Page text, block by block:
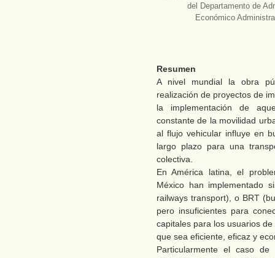
del Departamento de
Económico
Resumen
A nivel mundial la obra
realización de proyectos de
la implementación de
constante de la movilidad
al flujo vehicular influye en
largo plazo para una
colectiva.
En América latina, el
México han implementado
railways transport), o BRT
pero insuficientes para
capitales para los usuarios
que sea eficiente, eficaz y
Particularmente el caso